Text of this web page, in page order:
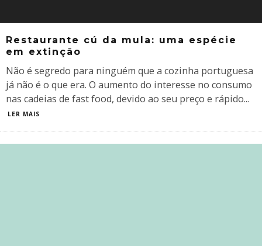
Restaurante cú da mula: uma espécie
em extinção
Não é segredo para ninguém que a cozinha portuguesa
já não é o que era. O aumento do interesse no consumo
nas cadeias de fast food, devido ao seu preço e rápido...
LER MAIS